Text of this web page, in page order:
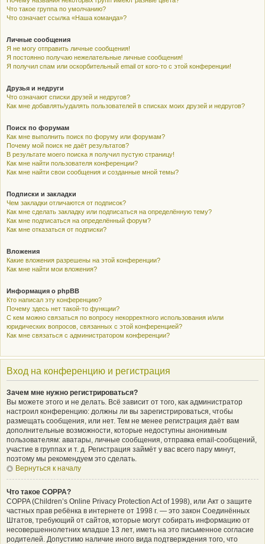
Что такое группа по умолчанию?
Что означает ссылка «Наша команда»?
Личные сообщения
Я не могу отправить личные сообщения!
Я постоянно получаю нежелательные личные сообщения!
Я получил спам или оскорбительный email от кого-то с этой конференции!
Друзья и недруги
Что означают списки друзей и недругов?
Как мне добавлять/удалять пользователей в списках моих друзей и недругов?
Поиск по форумам
Как мне выполнить поиск по форуму или форумам?
Почему мой поиск не даёт результатов?
В результате моего поиска я получил пустую страницу!
Как мне найти пользователя конференции?
Как мне найти свои сообщения и созданные мной темы?
Подписки и закладки
Чем закладки отличаются от подписок?
Как мне сделать закладку или подписаться на определённую тему?
Как мне подписаться на определённый форум?
Как мне отказаться от подписки?
Вложения
Какие вложения разрешены на этой конференции?
Как мне найти мои вложения?
Информация о phpBB
Кто написал эту конференцию?
Почему здесь нет такой-то функции?
С кем можно связаться по вопросу некорректного использования и/или
юридических вопросов, связанных с этой конференцией?
Как мне связаться с администратором конференции?
Вход на конференцию и регистрация
Зачем мне нужно регистрироваться?
Вы можете этого и не делать. Всё зависит от того, как администратор
настроил конференцию: должны ли вы зарегистрироваться, чтобы
размещать сообщения, или нет. Тем не менее регистрация даёт вам
дополнительные возможности, которые недоступны анонимным
пользователям: аватары, личные сообщения, отправка email-сообщений,
участие в группах и т. д. Регистрация займёт у вас всего пару минут,
поэтому мы рекомендуем это сделать.
Вернуться к началу
Что такое COPPA?
COPPA (Children’s Online Privacy Protection Act of 1998), или Акт о защите
частных прав ребёнка в интернете от 1998 г. — это закон Соединённых
Штатов, требующий от сайтов, которые могут собирать информацию от
несовершеннолетних младше 13 лет, иметь на это письменное согласие
родителей. Допустимо наличие иного вида подтверждения того, что